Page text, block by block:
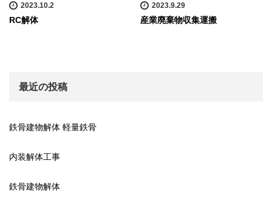
2023.10.2
RC解体
2023.9.29
産業廃棄物収集運搬
最近の投稿
鉄骨建物解体 軽量鉄骨
内装解体工事
鉄骨建物解体